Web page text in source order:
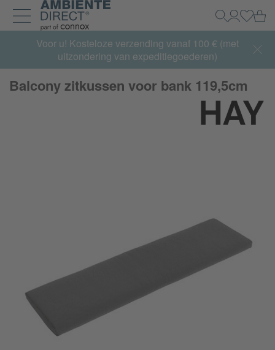
Home
Navigatie uit- en inklappen
Zoeken
Mijn
Summer Sale:met tot 65% korting >> nu bestellen
Voor u! Kosteloze verzending vanaf 100 € (met
uitzondering van expeditiegoederen)
Balcony zitkussen voor bank 119,5cm